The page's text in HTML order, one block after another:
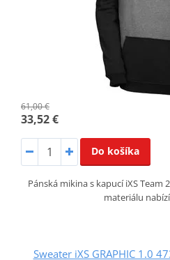
61,00 €
33,52 €
Do košíka
Pánská mikina s kapucí iXS
materiálu
Sweater iXS GRAPHIC 1.0